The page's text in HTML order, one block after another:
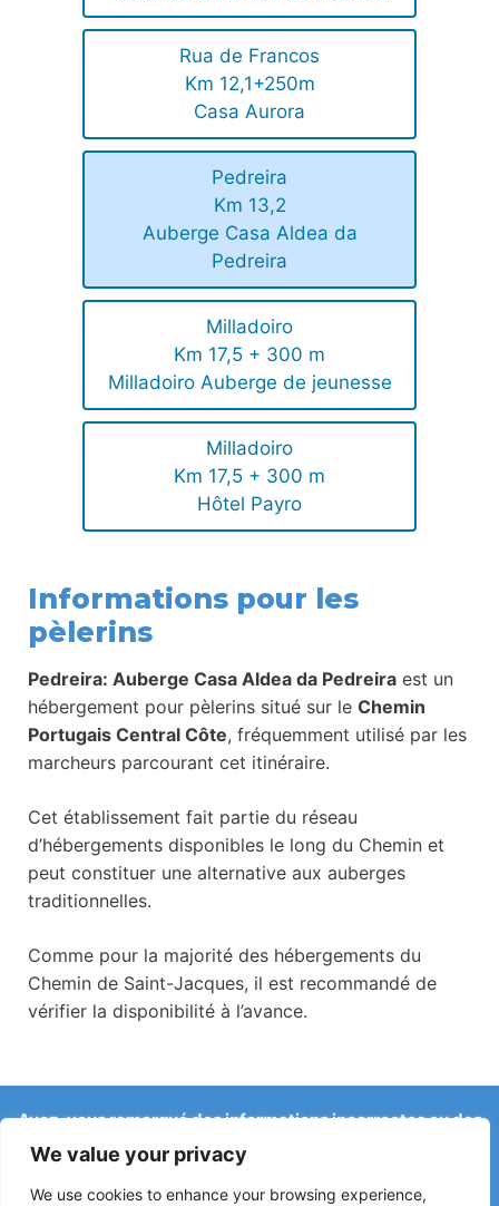
We value your privacy
We use cookies to enhance your browsing experience,
Rua de Francos
Km 12,1+250m
Casa Aurora
Pedreira
Km 13,2
Auberge Casa Aldea da
Pedreira
Milladoiro
Km 17,5 + 300 m
Milladoiro Auberge de jeunesse
Milladoiro
Km 17,5 + 300 m
Hôtel Payro
Informations pour les
pèlerins
Pedreira: Auberge Casa Aldea da Pedreira est un
hébergement pour pèlerins situé sur le Chemin
Portugais Central Côte, fréquemment utilisé par les
marcheurs parcourant cet itinéraire.
Cet établissement fait partie du réseau
d’hébergements disponibles le long du Chemin et
peut constituer une alternative aux auberges
traditionnelles.
Comme pour la majorité des hébergements du
Chemin de Saint-Jacques, il est recommandé de
vérifier la disponibilité à l’avance.
Avez-vous remarqué des informations incorrectes ou des
changements récents sur le Camino ?
Les signalements concernant des auberges fermées, des
inondations, des déviations, des travaux ou d’autres